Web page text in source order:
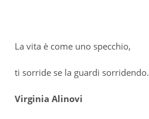
La vita è come uno specchio,
ti sorride se la guardi sorridendo.
Virginia Alinovi